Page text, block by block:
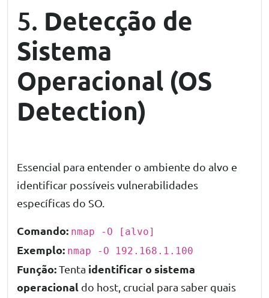
5. Detecção de
Sistema
Operacional (OS
Detection)
Essencial para entender o ambiente do alvo e
identificar possíveis vulnerabilidades
específicas do SO.
Comando: nmap -O [alvo]
Exemplo: nmap -O 192.168.1.100
Função:Tenta identificar o sistema
operacional do host, crucial para saber quais